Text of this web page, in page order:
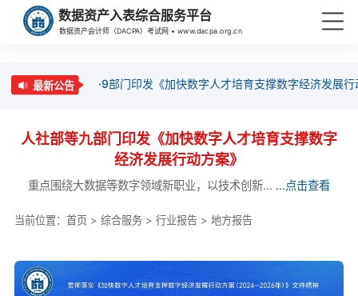
数据资产入表综合服务平台
数据资产会计师（DACPA）考试网 • www.dacpa.org.cn
最新公告 ·9部门印发《加快数字人才培育支撑数字经济发展
人社部等九部门印发《加快数字人才培育支撑数字
经济发展行动方案》
重点围绕大数据等数字领域新职业，以技术创新... ...点击查看
当前位置： 首页> 综合服务> 行业报告> 地方报告